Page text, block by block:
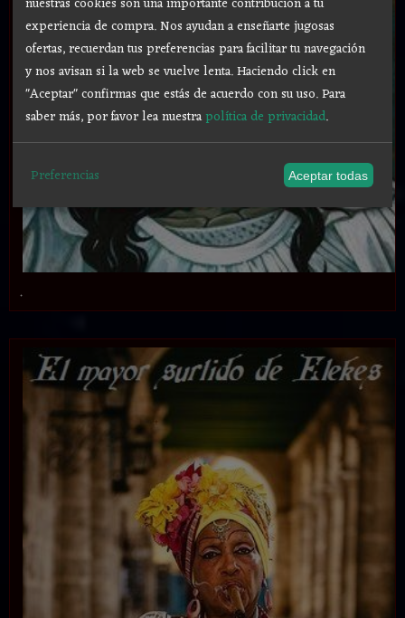
.
experiencia de compra. Nos ayudan a enseñarte jugosas
ofertas, recuerdan tus preferencias para facilitar tu navegación
y nos avisan si la web se vuelve lenta. Haciendo click en
"Aceptar" confirmas que estás de acuerdo con su uso.Para
saber más, por favor lea nuestrapolítica de privacidad.
Preferencias Aceptar todas